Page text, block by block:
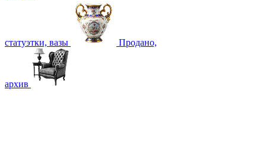
статуэтки, вазы Продано,
архив